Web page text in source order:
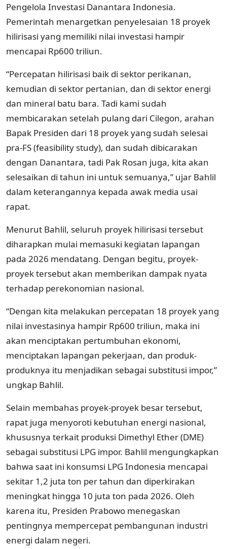
Pengelola Investasi Danantara Indonesia.
Pemerintah menargetkan penyelesaian 18 proyek
hilirisasi yang memiliki nilai investasi hampir
mencapai Rp600 triliun.
“Percepatan hilirisasi baik di sektor perikanan,
kemudian di sektor pertanian, dan di sektor energi
dan mineral batu bara. Tadi kami sudah
membicarakan setelah pulang dari Cilegon, arahan
Bapak Presiden dari 18 proyek yang sudah selesai
pra-FS (feasibility study), dan sudah dibicarakan
dengan Danantara, tadi Pak Rosan juga, kita akan
selesaikan di tahun ini untuk semuanya,” ujar Bahlil
dalam keterangannya kepada awak media usai
rapat.
Menurut Bahlil, seluruh proyek hilirisasi tersebut
diharapkan mulai memasuki kegiatan lapangan
pada 2026 mendatang. Dengan begitu, proyek-
proyek tersebut akan memberikan dampak nyata
terhadap perekonomian nasional.
“Dengan kita melakukan percepatan 18 proyek yang
nilai investasinya hampir Rp600 triliun, maka ini
akan menciptakan pertumbuhan ekonomi,
menciptakan lapangan pekerjaan, dan produk-
produknya itu menjadikan sebagai substitusi impor,”
ungkap Bahlil.
Selain membahas proyek-proyek besar tersebut,
rapat juga menyoroti kebutuhan energi nasional,
khususnya terkait produksi Dimethyl Ether (DME)
sebagai substitusi LPG impor. Bahlil mengungkapkan
bahwa saat ini konsumsi LPG Indonesia mencapai
sekitar 1,2 juta ton per tahun dan diperkirakan
meningkat hingga 10 juta ton pada 2026. Oleh
karena itu, Presiden Prabowo menegaskan
pentingnya mempercepat pembangunan industri
energi dalam negeri.